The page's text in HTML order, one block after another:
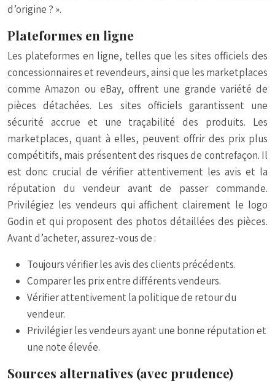
d’origine ? ».
Plateformes en ligne
Les plateformes en ligne, telles que les sites officiels des
concessionnaires et revendeurs, ainsi que les marketplaces
comme Amazon ou eBay, offrent une grande variété de
pièces détachées. Les sites officiels garantissent une
sécurité accrue et une traçabilité des produits. Les
marketplaces, quant à elles, peuvent offrir des prix plus
compétitifs, mais présentent des risques de contrefaçon. Il
est donc crucial de vérifier attentivement les avis et la
réputation du vendeur avant de passer commande.
Privilégiez les vendeurs qui affichent clairement le logo
Godin et qui proposent des photos détaillées des pièces.
Avant d’acheter, assurez-vous de :
Toujours vérifier les avis des clients précédents.
Comparer les prix entre différents vendeurs.
Vérifier attentivement la politique de retour du
vendeur.
Privilégier les vendeurs ayant une bonne réputation et
une note élevée.
Sources alternatives (avec prudence)